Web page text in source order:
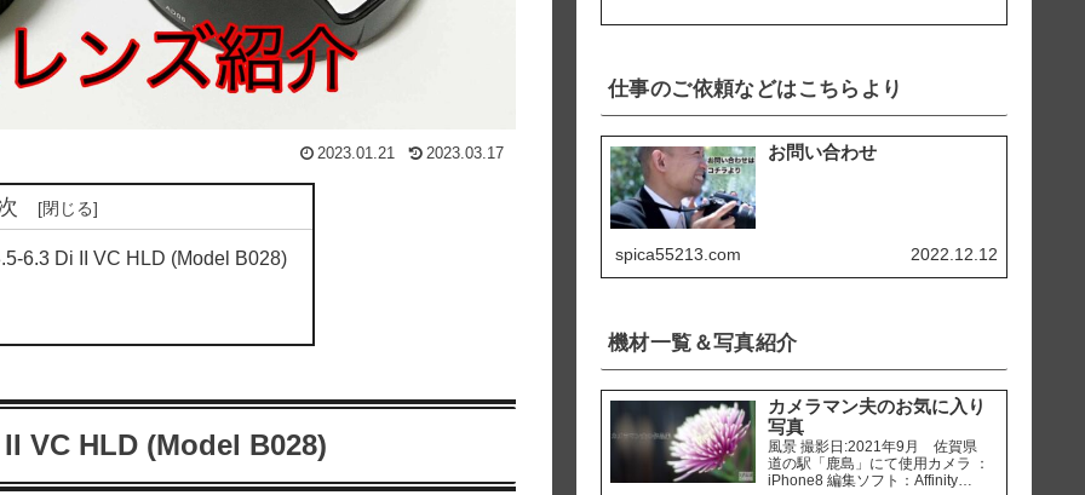
2023.01.21 2023.03.17
6.3 Di II VC HLD (Model B028)
VC HLD (Model B028)
仕事のご依頼などはこちらより
お問い合わせ
spica55213.com 2022.12.12
機材一覧＆写真紹介
カメラマン夫のお気に入り
写真
風景 撮影日:2021年9月 佐賀県
道の駅「鹿島」にて使用カメラ ：
iPhone8 編集ソフト：Affinity